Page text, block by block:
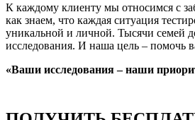
К каждому клиенту мы относимся с
как знаем, что каждая ситуация
уникальной и личной. Тысячи семей
исследования. И наша цель – помочь
«Ваши исследования – наши